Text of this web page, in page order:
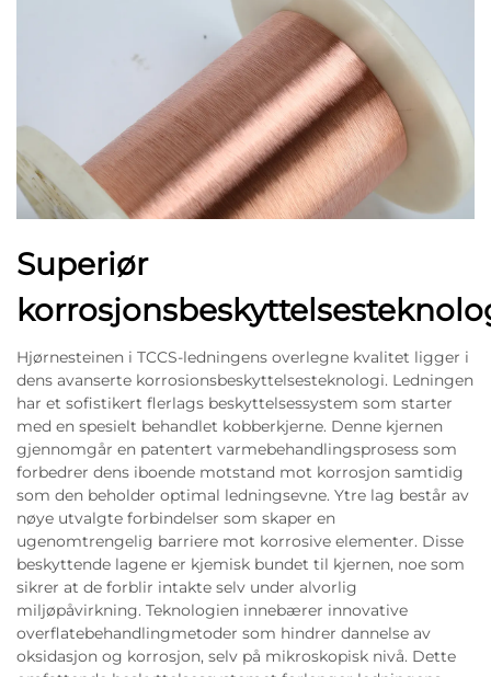
Superiør
Hjørnesteinen i TCCS-ledningens overlegne kvalitet ligger i
dens avanserte korrosionsbeskyttelsesteknologi. Ledningen
har et sofistikert flerlags beskyttelsessystem som starter
med en spesielt behandlet kobberkjerne. Denne kjernen
gjennomgår en patentert varmebehandlingsprosess som
forbedrer dens iboende motstand mot korrosjon samtidig
som den beholder optimal ledningsevne. Ytre lag består av
nøye utvalgte forbindelser som skaper en
ugenomtrengelig barriere mot korrosive elementer. Disse
beskyttende lagene er kjemisk bundet til kjernen, noe som
sikrer at de forblir intakte selv under alvorlig
miljøpåvirkning. Teknologien innebærer innovative
overflatebehandlingmetoder som hindrer dannelse av
oksidasjon og korrosjon, selv på mikroskopisk nivå. Dette